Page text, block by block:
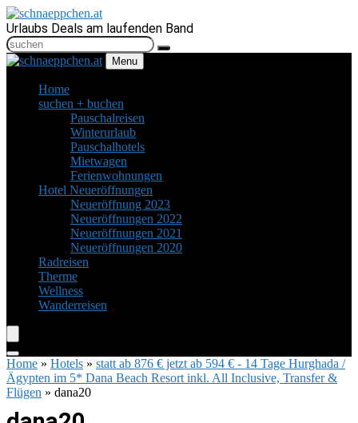
Urlaubs Deals am laufenden Band
Menu
Home
suchen + buchen
Pauschalreisen
Winterurlaub
Pauschalhotels
Mietwagen
Ferienwohnungen
Hotel Neueröffnungen
Neueröffnung 2023
Neueröffnungen 2022
Neueröffnungen 2021
Neueröffnungen 2020
Radreisen
Therme
Wellness
Wanderreisen
Home » Hotels » statt ab 876 € jetzt ab 594 € - 14 Tage Hurghada /
Ägypten im 5* Dana Beach Resort inkl. All Inclusive, Transfer &
Flügen » dana20